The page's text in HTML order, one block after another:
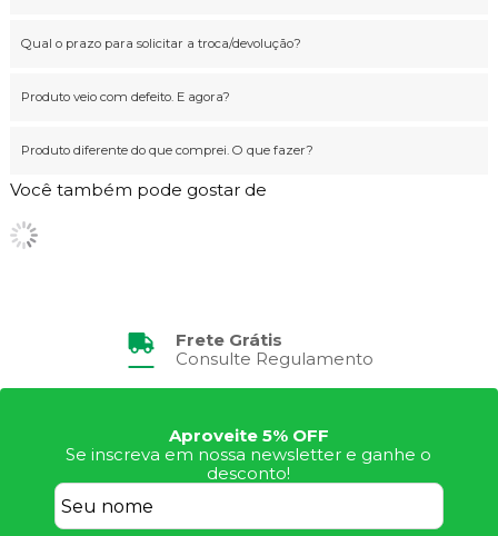
Qual o prazo para solicitar a troca/devolução?
Produto veio com defeito. E agora?
Produto diferente do que comprei. O que fazer?
Você também pode gostar de
Frete Grátis
Consulte Regulamento
Aproveite 5% OFF
Se inscreva em nossa newsletter e ganhe o
desconto!